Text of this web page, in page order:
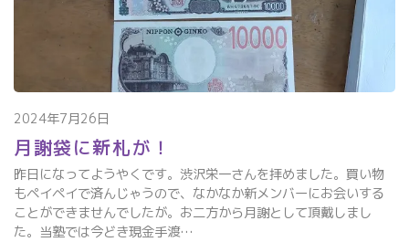
2024年7月26日
月謝袋に新札が！
昨日になってようやくです。渋沢栄一さんを拝めました。買い物
もペイペイで済んじゃうので、なかなか新メンバーにお会いする
ことができませんでしたが。お二方から月謝として頂戴しまし
た。当塾では今どき現金手渡…